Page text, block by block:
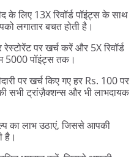
के लिए 13X रिवॉर्ड पॉइंट्स के साथ
लगातार बचत होती है।
रेस्टोरेंट पर खर्च करें और 5X रिवॉर्ड
5000 पॉइंट्स तक।
पर खर्च किए गए हर Rs. 100 पर
सभी ट्रांज़ैक्शन्स और भी लाभदायक
का लाभ उठाएं, जिससे आपकी
है।